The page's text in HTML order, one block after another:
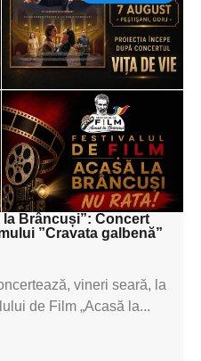
pentru
aici
aici
aici
subti
la Brâncuși”: Concert
”Cravata galbenă”
vineri seară, la
de Film „Acasă la...